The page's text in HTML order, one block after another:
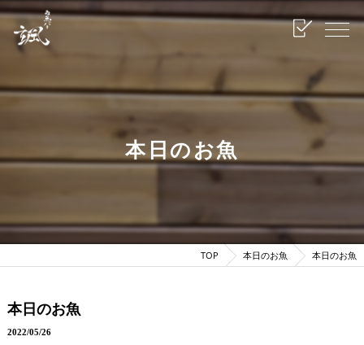
本日のお魚
TOP 本日のお魚 本日のお魚
本日のお魚
2022/05/26